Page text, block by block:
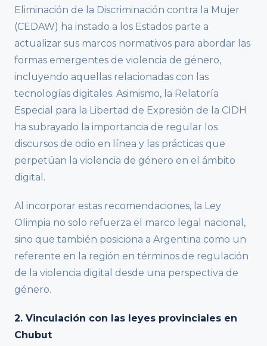
Eliminación de la Discriminación contra la Mujer
(CEDAW) ha instado a los Estados parte a
actualizar sus marcos normativos para abordar las
formas emergentes de violencia de género,
incluyendo aquellas relacionadas con las
tecnologías digitales. Asimismo, la Relatoría
Especial para la Libertad de Expresión de la CIDH
ha subrayado la importancia de regular los
discursos de odio en línea y las prácticas que
perpetúan la violencia de género en el ámbito
digital.
Al incorporar estas recomendaciones, la Ley
Olimpia no solo refuerza el marco legal nacional,
sino que también posiciona a Argentina como un
referente en la región en términos de regulación
de la violencia digital desde una perspectiva de
género.
2. Vinculación con las leyes provinciales en
Chubut